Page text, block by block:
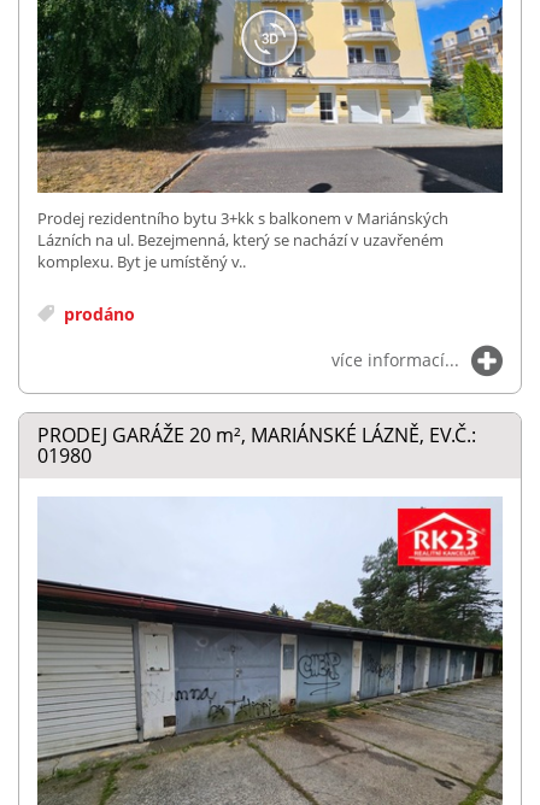
Prodej rezidentního bytu 3+kk s balkonem v Mariánských
Lázních na ul. Bezejmenná, který se nachází v uzavřeném
komplexu. Byt je umístěný v..
prodáno
více informací...
PRODEJ GARÁŽE 20 m², MARIÁNSKÉ LÁZNĚ, EV.Č.:
01980